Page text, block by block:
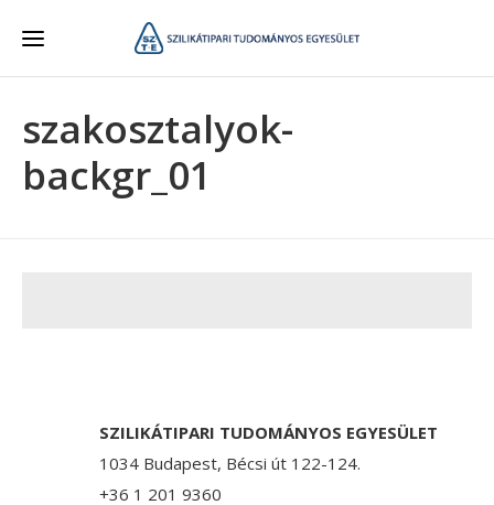
szakosztalyok-
backgr_01
SZILIKÁTIPARI TUDOMÁNYOS EGYESÜLET
1034 Budapest, Bécsi út 122-124.
+36 1 201 9360